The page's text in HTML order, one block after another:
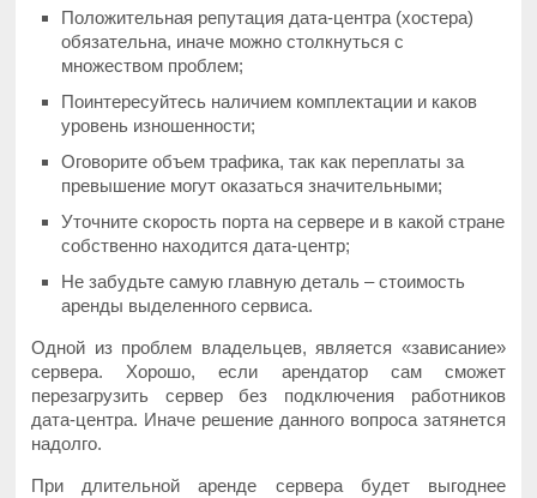
Положительная репутация дата-центра (хостера)
обязательна, иначе можно столкнуться с
множеством проблем;
Поинтересуйтесь наличием комплектации и каков
уровень изношенности;
Оговорите объем трафика, так как переплаты за
превышение могут оказаться значительными;
Уточните скорость порта на сервере и в какой стране
собственно находится дата-центр;
Не забудьте самую главную деталь – стоимость
аренды выделенного сервиса.
Одной из проблем владельцев, является «зависание»
сервера. Хорошо, если арендатор сам сможет
перезагрузить сервер без подключения работников
дата-центра. Иначе решение данного вопроса затянется
надолго.
При длительной аренде сервера будет выгоднее